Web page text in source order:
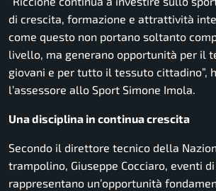
di crescita, formazione e attrattività
come questo non portano soltanto
livello, ma generano opportunità per il
giovani e per tutto il tessuto cittadino”,
l’assessore allo Sport Simone Imola.
Una disciplina in continua crescita
Secondo il direttore tecnico della
trampolino, Giuseppe Cocciaro, eventi
rappresentano un’opportunità